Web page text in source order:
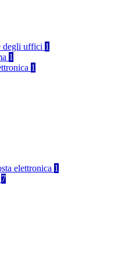
degli uffici 1
1
1
elettronica 1
7